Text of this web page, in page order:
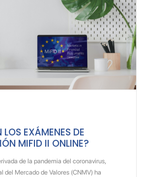
EXÁMENES DE
MIFID II ONLINE?
de la pandemia del coronavirus,
del Mercado de Valores (CNMV) ha